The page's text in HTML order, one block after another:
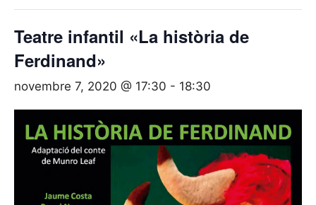
Teatre infantil «La història de
Ferdinand»
novembre 7, 2020 @ 17:30 - 18:30